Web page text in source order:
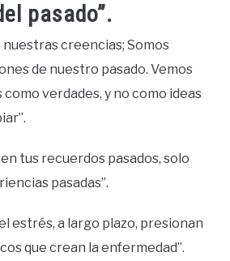
pasado”.
nuestras creencias; Somos
de nuestro pasado. Vemos
verdades, y no como ideas
tus recuerdos pasados, solo
pasadas”.
estrés, a largo plazo, presionan
que crean la enfermedad”.